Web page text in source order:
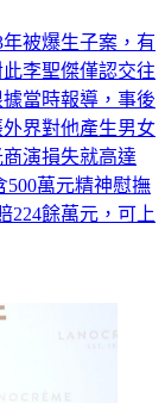
李聖傑僅認交往
當時報導，事後
界對他產生男女
演損失就高達
萬元精神慰撫
224餘萬元，可上